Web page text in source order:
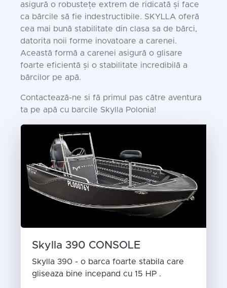
asigură o robustețe extrem de ridicată și face
ca bărcile să fie indestructibile. SKYLLA oferă
cea mai bună stabilitate din clasa sa de bărci,
datorita noii forme inovatoare a carenei.
Această formă a carenei asigură o glisare
foarte eficientă și o stabilitate incredibilă a
bărcilor pe apă.
Contactează-ne si fă primul pas către aventura
ta pe apă cu barcile Skylla Polonia!
Skylla 390 CONSOLE
Skylla 390 - o barca foarte stabila care
gliseaza bine incepand cu 15 HP .